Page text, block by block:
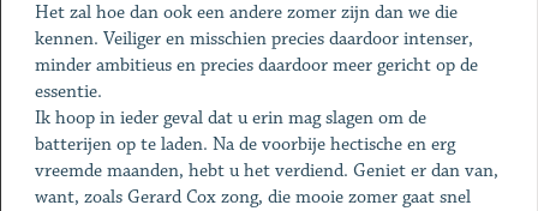
Het zal hoe dan ook een andere zomer zijn dan we die
kennen. Veiliger en misschien precies daardoor intenser,
minder ambitieus en precies daardoor meer gericht op de
essentie.
Ik hoop in ieder geval dat u erin mag slagen om de
batterijen op te laden. Na de voorbije hectische en erg
vreemde maanden, hebt u het verdiend. Geniet er dan van,
want, zoals Gerard Cox zong, die mooie zomer gaat snel